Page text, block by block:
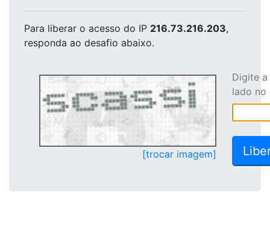
Para liberar o acesso do IP 216.73.216.203,
responda ao desafio abaixo.
[trocar imagem]
Digite
lado no